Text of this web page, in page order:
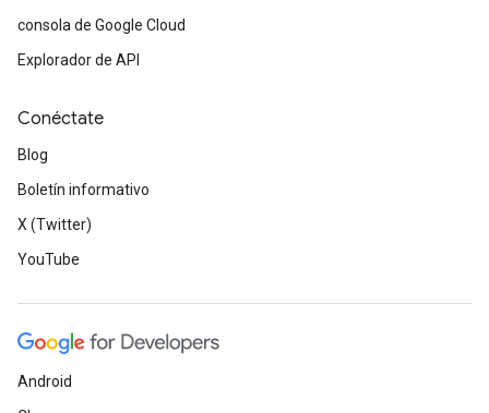
consola de Google Cloud
Explorador de API
Conéctate
Blog
Boletín informativo
X (Twitter)
YouTube
Android